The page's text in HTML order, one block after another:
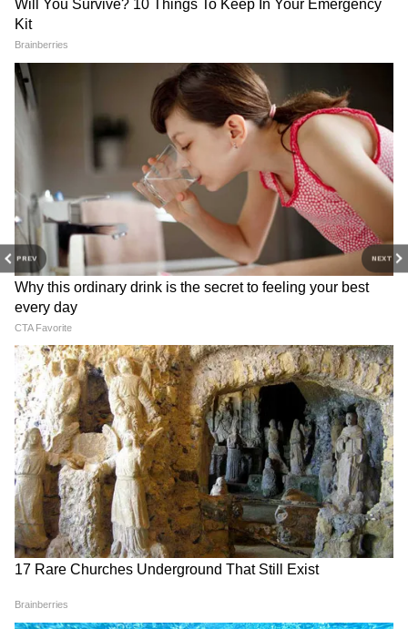
PREV NEXT
3
5
Image Credit :Pinterest
ड्रेसिंग तैयार करने का आसान तरीका
एक बड़े बाउल में मेयोनीज, दही या फ्रेश क्रीम, नींबू का
रस, काली मिर्च, नमक और शहद डालकर अच्छी तरह फेंट
लें। ड्रेसिंग का स्वाद हल्का मीठा और हल्का खट्टा होना
चाहिए। अगर आप इसे ज्यादा हेल्दी बनाना चाहते हैं, तो
मेयोनीज की जगह ग्रीक योगर्ट या सिर्फ ताजा दही का भी
इस्तेमाल कर सकते हैं।